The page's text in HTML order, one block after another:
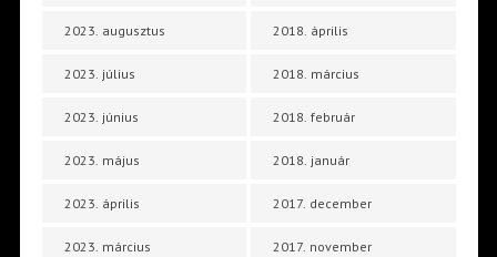
2023. augusztus
2023. július
2023. június
2023. május
2023. április
2023. március
2018. április
2018. március
2018. február
2018. január
2017. december
2017. november